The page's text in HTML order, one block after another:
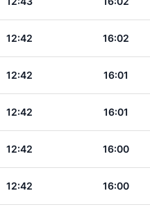
12:42 16:02
12:42 16:01
12:42 16:01
12:42 16:00
12:42 16:00